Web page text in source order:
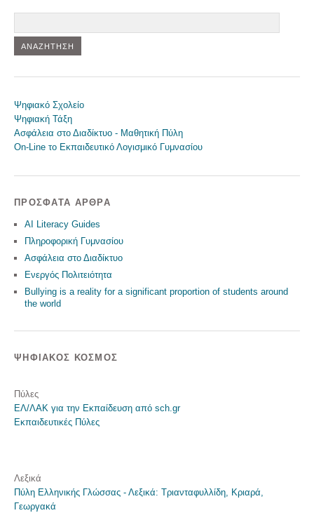
Ψηφιακό Σχολείο
Ψηφιακή Τάξη
Ασφάλεια στο Διαδίκτυο - Μαθητική Πύλη
On-Line το Εκπαιδευτικό Λογισμικό Γυμνασίου
ΠΡΌΣΦΑΤΑ ΆΡΘΡΑ
AI Literacy Guides
Πληροφορική Γυμνασίου
Ασφάλεια στο Διαδίκτυο
Ενεργός Πολιτειότητα
Bullying is a reality for a significant proportion of students around
the world
ΨΗΦΙΑΚΌΣ ΚΌΣΜΟΣ
Πύλες
ΕΛ/ΛΑΚ για την Εκπαίδευση από sch.gr
Εκπαιδευτικές Πύλες
Λεξικά
Πύλη Ελληνικής Γλώσσας - Λεξικά: Τριανταφυλλίδη, Κριαρά,
Γεωργακά